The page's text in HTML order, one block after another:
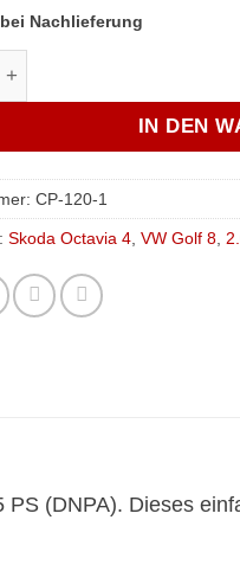
Nachlieferung
Gen4 MQB Turbo-
IN DEN
CP-120-1
Skoda Octavia 4, VW Golf 8,
(DNPA). Dieses